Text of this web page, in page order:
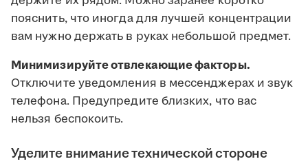
пояснить, что иногда для лучшей концентрации
вам нужно держать в руках небольшой предмет.
Минимизируйте отвлекающие факторы.
Отключите уведомления в мессенджерах и звук
телефона. Предупредите близких, что вас
нельзя беспокоить.
Уделите внимание технической стороне